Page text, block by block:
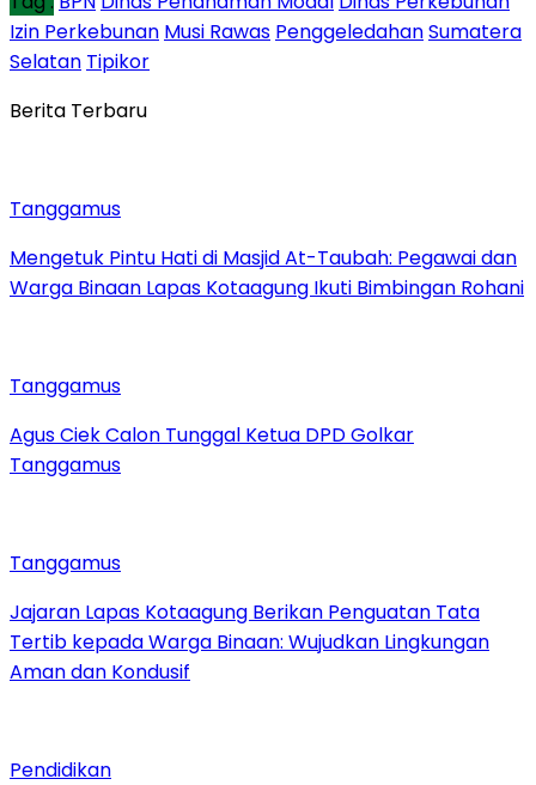
Izin Perkebunan Musi Rawas PenggeledahanSumatera
Selatan Tipikor
Berita Terbaru
Tanggamus
Mengetuk Pintu Hati di Masjid At-Taubah: Pegawai dan
Warga Binaan Lapas Kotaagung Ikuti Bimbingan Rohani
Tanggamus
Agus Ciek Calon Tunggal Ketua DPD Golkar
Tanggamus
Tanggamus
Jajaran Lapas Kotaagung Berikan Penguatan Tata
Tertib kepada Warga Binaan: Wujudkan Lingkungan
Aman dan Kondusif
Pendidikan